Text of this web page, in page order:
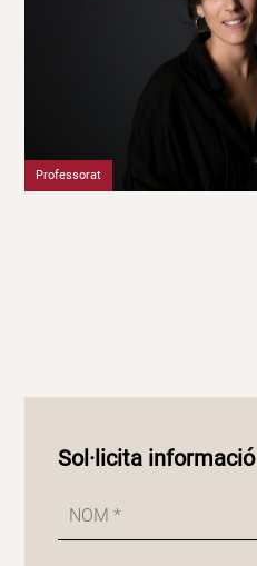
Professorat
Sol·licita informació